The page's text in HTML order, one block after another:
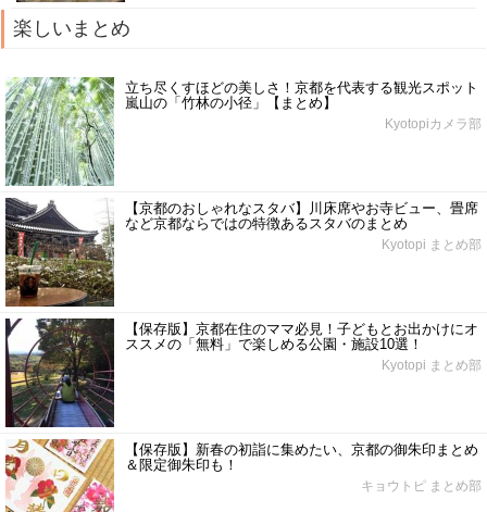
楽しいまとめ
立ち尽くすほどの美しさ！京都を代表する観光スポット
嵐山の「竹林の小径」【まとめ】
Kyotopiカメラ部
【京都のおしゃれなスタバ】川床席やお寺ビュー、畳席
など京都ならではの特徴あるスタバのまとめ
Kyotopi まとめ部
【保存版】京都在住のママ必見！子どもとお出かけにオ
ススメの「無料」で楽しめる公園・施設10選！
Kyotopi まとめ部
【保存版】新春の初詣に集めたい、京都の御朱印まとめ
＆限定御朱印も！
キョウトピ まとめ部